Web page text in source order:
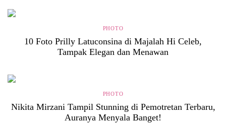
PHOTO
10 Foto Prilly Latuconsina di Majalah Hi Celeb,
Tampak Elegan dan Menawan
PHOTO
Nikita Mirzani Tampil Stunning di Pemotretan Terbaru,
Auranya Menyala Banget!